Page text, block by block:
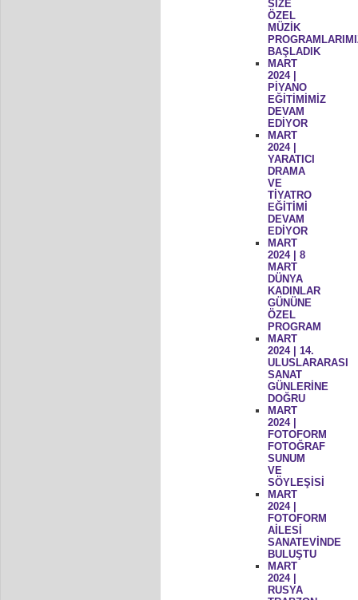
SİZE
ÖZEL
MÜZİK
BAŞLADIK
MART
2024 |
PİYANO
EĞİTİMİMİZ
DEVAM
EDİYOR
MART
2024 |
YARATICI
DRAMA
VE
TİYATRO
EĞİTİMİ
DEVAM
EDİYOR
MART
2024 | 8
MART
DÜNYA
KADINLAR
GÜNÜNE
ÖZEL
PROGRAM
MART
2024 | 14.
ULUSLARARASI
SANAT
GÜNLERİNE
DOĞRU
MART
2024 |
FOTOFORM
FOTOĞRAF
SUNUM
VE
SÖYLEŞİSİ
MART
2024 |
FOTOFORM
AİLESİ
SANATEVİNDE
BULUŞTU
MART
2024 |
RUSYA